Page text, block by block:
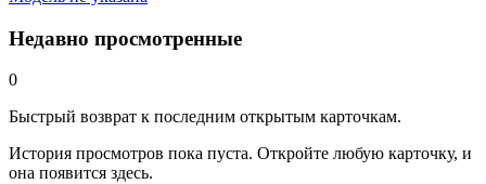
Недавно просмотренные
0
Быстрый возврат к последним открытым карточкам.
История просмотров пока пуста. Откройте любую карточку, и
она появится здесь.